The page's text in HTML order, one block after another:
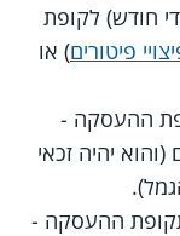
חודש) לקופת
) או
ההעסקה -
(והוא יהיה זכאי
ההעסקה -